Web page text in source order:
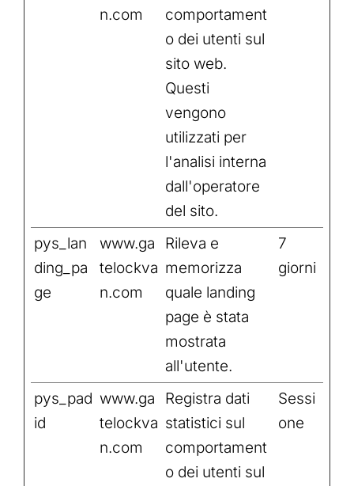
n.com
comportament
o dei utenti sul
sito web.
Questi
vengono
utilizzati per
l'analisi interna
dall'operatore
del sito.
pys_lan
ding_pa
ge
www.ga
telockva
n.com
Rileva e
memorizza
quale landing
page è stata
mostrata
all'utente.
7
giorni
pys_pad
id
www.ga
telockva
n.com
Registra dati
statistici sul
comportament
o dei utenti sul
Sessi
one